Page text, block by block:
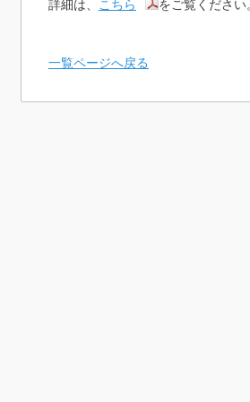
詳細は、 こちら をご覧ください
一覧ページへ戻る